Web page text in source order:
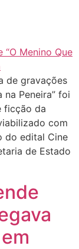
de gravações
na Peneira” foi
ficção da
com
do edital Cine
de Estado